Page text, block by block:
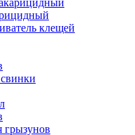
клещей
грызунов